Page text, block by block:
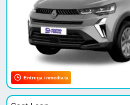
Entrega inmediata